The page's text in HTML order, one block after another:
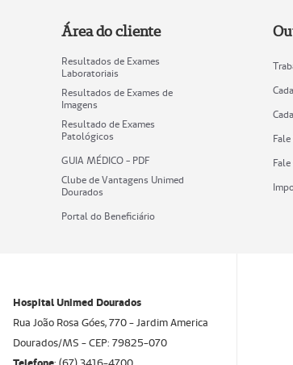
Área do cliente
Resultados de Exames
Laboratoriais
Resultados de Exames de
Imagens
Resultado de Exames
Patológicos
GUIA MÉDICO - PDF
Clube de Vantagens Unimed
Dourados
Portal do Beneficiário
Hospital Unimed Dourados
Rua João Rosa Góes, 770 - Jardim America
Dourados/MS - CEP: 79825-070